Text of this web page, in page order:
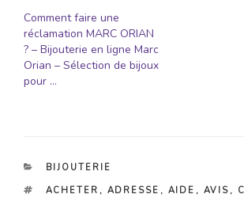
Comment faire une
réclamation MARC ORIAN
? – Bijouterie en ligne Marc
Orian – Sélection de bijoux
pour …
CATÉGORIES
BIJOUTERIE
ÉTIQUETTES
ACHETER , ADRESSE , AIDE , AVIS ,